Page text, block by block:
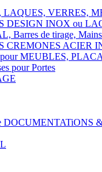
LAQUES, VERRES,
DESIGN INOX ou
Barres de tirage, Mains
CREMONES ACIER
MEUBLES,
pour Portes
DOCUMENTATiONS